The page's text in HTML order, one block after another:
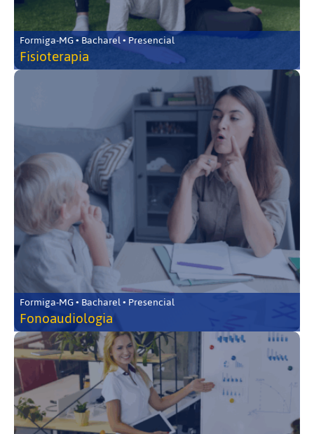
Formiga-MG • Bacharel • Presencial
Fisioterapia
Formiga-MG • Bacharel • Presencial
Fonoaudiologia